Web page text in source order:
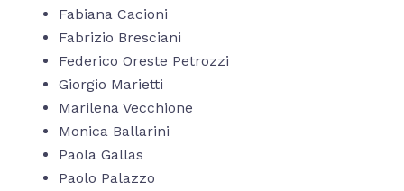
Fabiana Cacioni
Fabrizio Bresciani
Federico Oreste Petrozzi
Giorgio Marietti
Marilena Vecchione
Monica Ballarini
Paola Gallas
Paolo Palazzo